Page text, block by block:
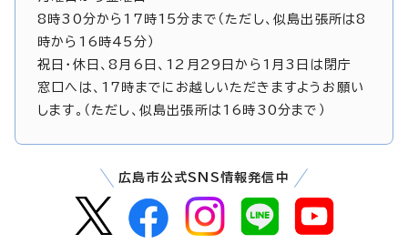
8時30分から17時15分まで（ただし、似島出張所は8
時から16時45分）
祝日・休日、8月6日、12月29日から1月3日は閉庁
窓口へは、17時までにお越しいただきますようお願い
します。（ただし、似島出張所は16時30分まで）
広島市公式SNS情報発信中